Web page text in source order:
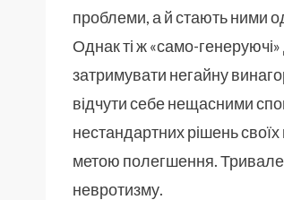
проблеми, а й стають ними
Однак ті ж «само-
затримувати негайну
відчути себе нещасними
нестандартних рішень
метою полегшення. Тривале
невротизму.